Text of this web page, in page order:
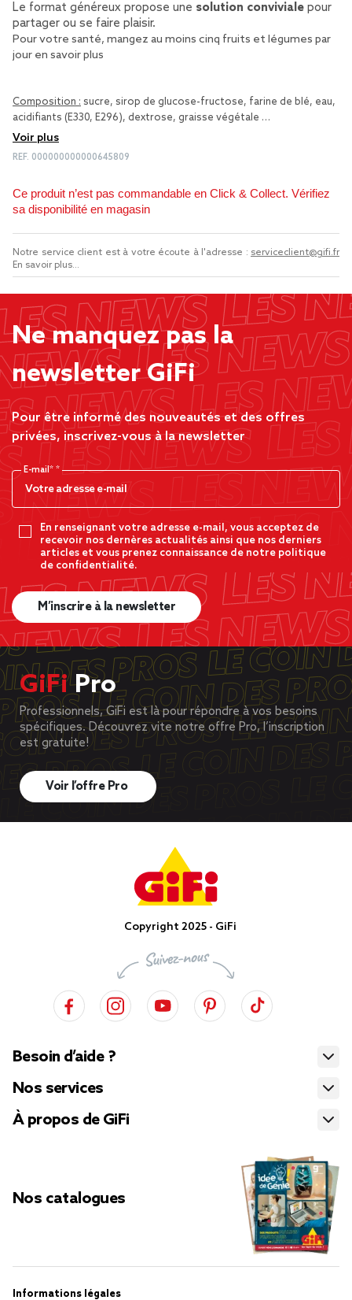
Le format généreux propose une solution conviviale pour
partager ou se faire plaisir.
Pour votre santé, mangez au moins cinq fruits et légumes par
jour en savoir plus
Composition : sucre, sirop de glucose-fructose, farine de blé, eau,
acidifiants (E330, E296), dextrose, graisse végétale …
Voir plus
REF. 000000000000645809
Ce produit n’est pas commandable en Click & Collect. Vérifiez
sa disponibilité en magasin
Notre service client est à votre écoute à l'adresse : serviceclient@gifi.fr
En savoir plus...
Ne manquez pas la
newsletter GiFi
Pour être informé des nouveautés et des offres
privées, inscrivez-vous à la newsletter
E-mail*
En renseignant votre adresse e-mail, vous acceptez de
recevoir nos dernères actualités ainsi que nos derniers
articles et vous prenez connaissance de notre politique
de confidentialité.
M’inscrire à la newsletter
GiFiPro
Professionnels, GiFi est là pour répondre à vos besoins
spécifiques. Découvrez vite notre offre Pro, l’inscription
est gratuite!
Voir l’offre Pro
Copyright 2025 - GiFi
Besoin d’aide ?
Nos services
À propos de GiFi
Nos catalogues
Informations légales